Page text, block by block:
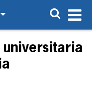
universitaria